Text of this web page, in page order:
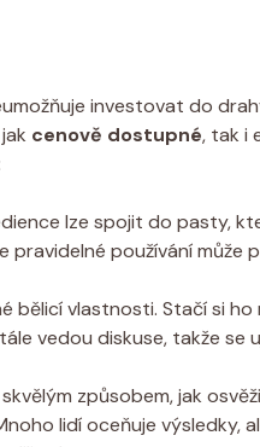
investovat do
cenově dostupné, tak i
lze spojit do pasty,
pravidelné používání může
bělicí vlastnosti. Stačí si
vedou diskuse, takže se
způsobem, jak
lidí oceňuje výsledky,